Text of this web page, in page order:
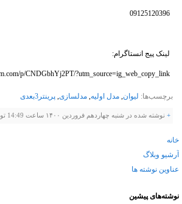
09125120396
لینک پیج انستاگرام:
p/CNDGbhYj2PT/?utm_source=ig_web_copy_link
برچسب‌ها: لیوان, مدل اولیه, مدلسازی, پرینتر3بعدی
+ نوشته شده در شنبه چهاردهم فروردین ۱۴۰۰ ساعت 14:49 توسط سعید کلهر |
خانه
آرشیو وبلاگ
عناوین نوشته ها
نوشته‌های پیشین